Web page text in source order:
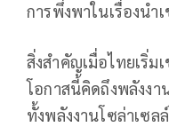
การพึ่งพาในเรื่องนำ
สิ่งสำคัญเมื่อไทยเริ่ม
โอกาสนี้คิดถึงพลังงา
ทั้งพลังงานโซล่าเซ